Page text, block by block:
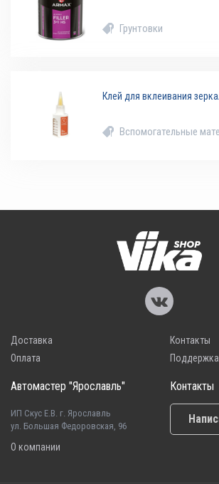
Грунтовки
Клей для вклеивания
Вспомогательные
Доставка
Оплата
Контакты
Поддержка
Автомастер "Ярославль"
ИП Скус Е.В. г. Ярославль
ул. Большая Федоровская, 96
О компании
Контакты